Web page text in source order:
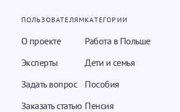
ПОЛЬЗОВАТЕЛЯМ
О проекте
Эксперты
Задать вопрос
Заказать статью
КАТЕГОРИИ
Работа в Польше
Дети и семья
Пособия
Пенсия